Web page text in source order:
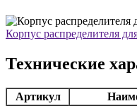
Корпус распределителя
Технические
Артикул